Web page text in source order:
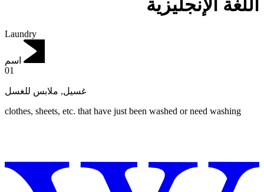
اللغة الإنجليزية
Laundry
اسم
01
غسيل, ملابس للغسل
clothes, sheets, etc. that have just been washed or need washing